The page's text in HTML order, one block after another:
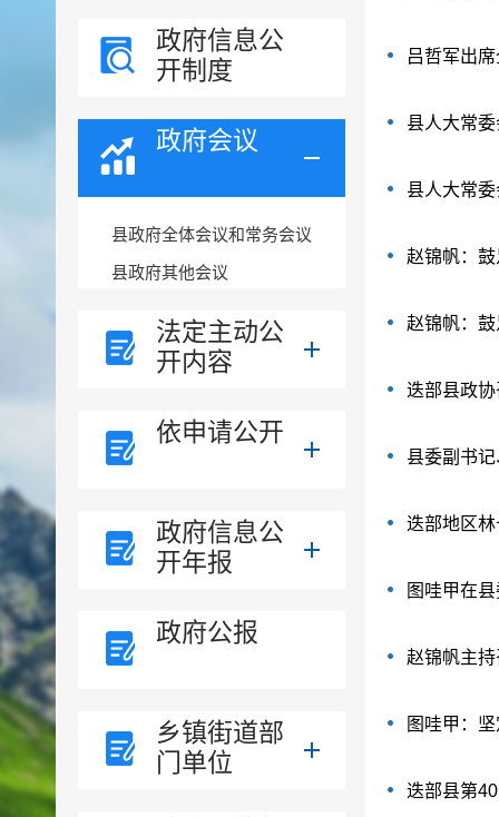
政府信息公
开制度
政府会议
县政府全体会议和常务会议
县政府其他会议
法定主动公
开内容
依申请公开
政府信息公
开年报
政府公报
乡镇街道部
门单位
吕哲军出
县人大常
县人大常
赵锦帆：
赵锦帆：
迭部县政
县委副书
迭部地区
图哇甲在
赵锦帆主
图哇甲：
迭部县第